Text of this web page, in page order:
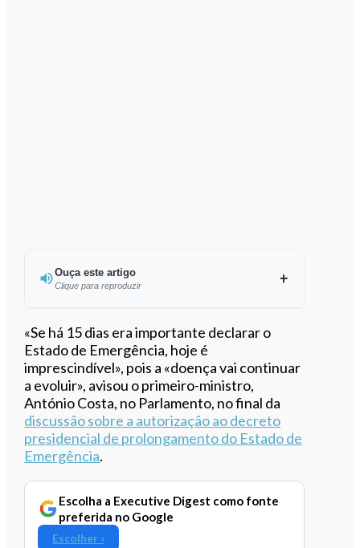
Ouça este artigo
Clique para reproduzir
Ouvir este artigo
«Se há 15 dias era importante declarar o
Estado de Emergência, hoje é
imprescindível», pois a «doença vai continuar
a evoluir», avisou o primeiro-ministro,
António Costa, no Parlamento, no final da
discussão sobre a autorização ao decreto
presidencial de prolongamento do Estado de
Emergência.
Escolha a Executive Digest como fonte
preferida no Google
Escolher ›